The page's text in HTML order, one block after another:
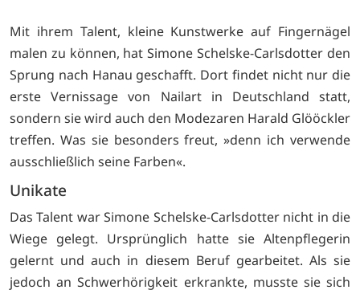
Mit ihrem Talent, kleine Kunstwerke auf Fingernägel
malen zu können, hat Simone Schelske-Carlsdotter den
Sprung nach Hanau geschafft. Dort findet nicht nur die
erste Vernissage von Nailart in Deutschland statt,
sondern sie wird auch den Modezaren Harald Glööckler
treffen. Was sie besonders freut, »denn ich verwende
ausschließlich seine Farben«.
Unikate
Das Talent war Simone Schelske-Carlsdotter nicht in die
Wiege gelegt. Ursprünglich hatte sie Altenpflegerin
gelernt und auch in diesem Beruf gearbeitet. Als sie
jedoch an Schwerhörigkeit erkrankte, musste sie sich